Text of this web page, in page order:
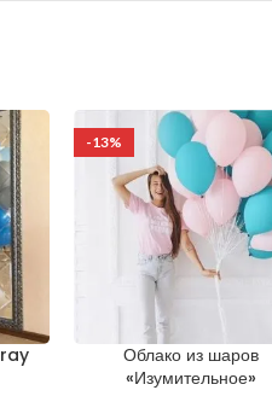
-13%
Облако из шаров
«Изумительное»